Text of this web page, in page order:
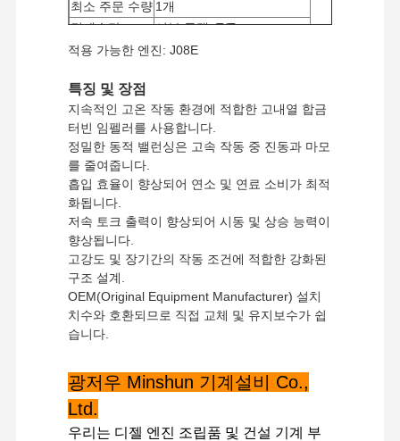
최소 주문 수량 1개
결제수단
서부 동맹, T/T
배송 방법
UPS/DHL/EMS/TNT/페덱스
적용 가능한 엔진: J08E
특징 및 장점
지속적인 고온 작동 환경에 적합한 고내열 합금
터빈 임펠러를 사용합니다.
정밀한 동적 밸런싱은 고속 작동 중 진동과 마모
를 줄여줍니다.
흡입 효율이 향상되어 연소 및 연료 소비가 최적
화됩니다.
저속 토크 출력이 향상되어 시동 및 상승 능력이
향상됩니다.
고강도 및 장기간의 작동 조건에 적합한 강화된
구조 설계.
OEM(Original Equipment Manufacturer) 설치
치수와 호환되므로 직접 교체 및 유지보수가 쉽
습니다.
광저우 Minshun 기계설비 Co.,
Ltd.
우리는 디젤 엔진 조립품 및 건설 기계 부